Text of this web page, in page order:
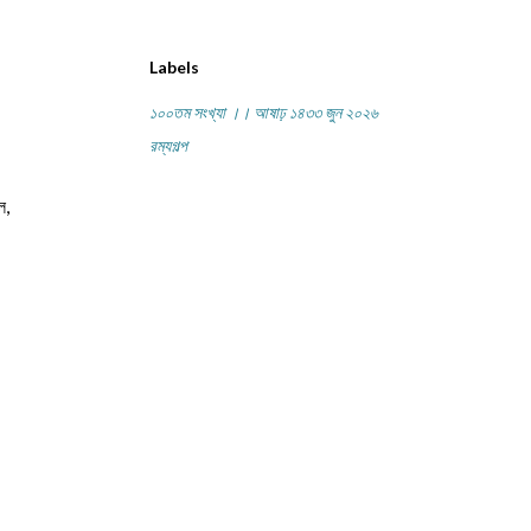
Labels
১০০তম সংখ্যা ।। আষাঢ় ১৪৩৩ জুন ২০২৬
রম্যগল্প